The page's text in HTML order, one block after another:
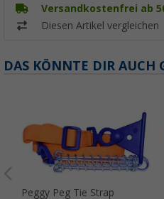
Versandkostenfrei ab
Diesen Artikel vergleichen
DAS KÖNNTE DIR AUCH
Peggy Peg Tie Strap